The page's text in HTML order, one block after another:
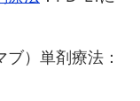
）単剤療法：